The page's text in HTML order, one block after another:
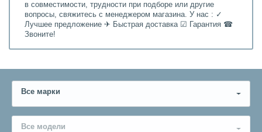
в совместимости, трудности при подборе или другие
вопросы, свяжитесь с менеджером магазина. У нас : ✓
Лучшее предложение ✈ Быстрая доставка ☑ Гарантия ☎
Звоните!
Все марки
Все модели